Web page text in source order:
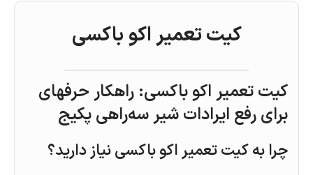
کیت تعمیر اکو باکسی
کیت تعمیر اکو باکسی: راهکار حرفهای
برای رفع ایرادات شیر سه‌راهی پکیج
چرا به کیت تعمیر اکو باکسی نیاز دارید؟